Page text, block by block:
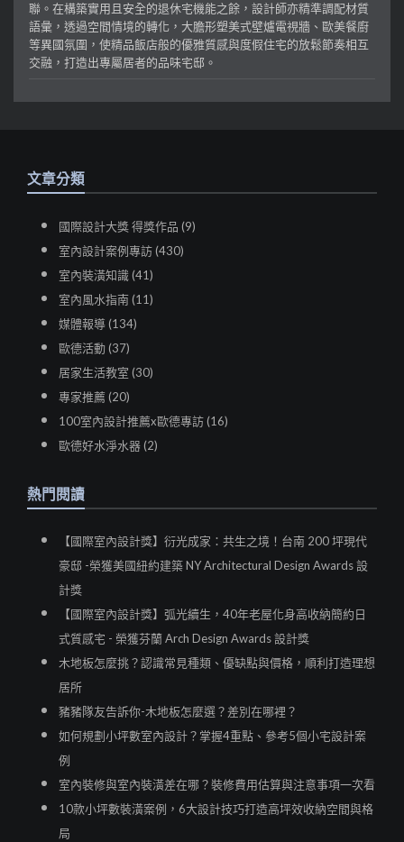
聯。在構築實用且安全的退休宅機能之餘，設計師亦精準調配材質
語彙，透過空間情境的轉化，大膽形塑美式壁爐電視牆、歐美餐廚
等異國氛圍，使精品飯店般的優雅質感與度假住宅的放鬆節奏相互
交融，打造出專屬居者的品味宅邸。
文章分類
國際設計大獎 得獎作品 (9)
室內設計案例專訪 (430)
室內裝潢知識 (41)
室內風水指南 (11)
媒體報導 (134)
歐德活動 (37)
居家生活教室 (30)
專家推薦 (20)
100室內設計推薦x歐德專訪 (16)
歐德好水淨水器 (2)
熱門閱讀
【國際室內設計獎】衍光成家：共生之境！台南 200 坪現代
豪邸 -榮獲美國紐約建築 NY Architectural Design Awards 設
計獎
【國際室內設計獎】弧光續生，40年老屋化身高收納簡約日
式質感宅 - 榮獲芬蘭 Arch Design Awards 設計獎
木地板怎麼挑？認識常見種類、優缺點與價格，順利打造理想
居所
豬豬隊友告訴你-木地板怎麼選？差別在哪裡？
如何規劃小坪數室內設計？掌握4重點、參考5個小宅設計案
例
室內裝修與室內裝潢差在哪？裝修費用估算與注意事項一次看
10款小坪數裝潢案例，6大設計技巧打造高坪效收納空間與格
局